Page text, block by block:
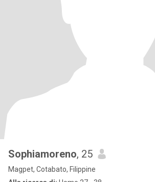
Sophiamoreno, 25
Magpet, Cotabato, Filippine